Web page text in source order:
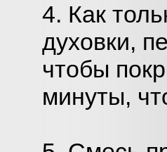
4. Как
духовки,
чтобы
минуты,